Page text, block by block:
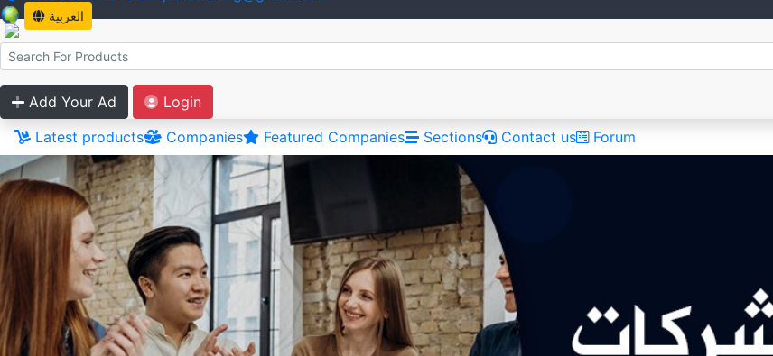
العربية
Add Your Ad
Login
Latest products
Companies Featured Companies Sections Contact us Forum